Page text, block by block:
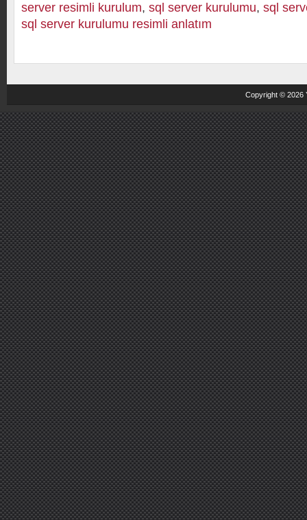
server resimli kurulum, sql server kurulumu, sql
sql server kurulumu resimli anlatım
Copyright © 2026